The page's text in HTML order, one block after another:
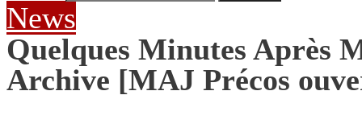
News
Quelques Minutes Après
Archive [MAJ Précos